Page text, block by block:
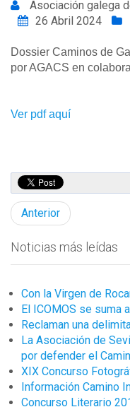
Asociación galega
26 Abril 2024
Dossier Caminos de
por AGACS en
Ver pdf aquí
Anterior
Noticias más leídas
Con la Virgen de
El ICOMOS se suma
Reclaman una
La Asociación de
por defender el
XIX Concurso
Información Camino
Concurso Literario